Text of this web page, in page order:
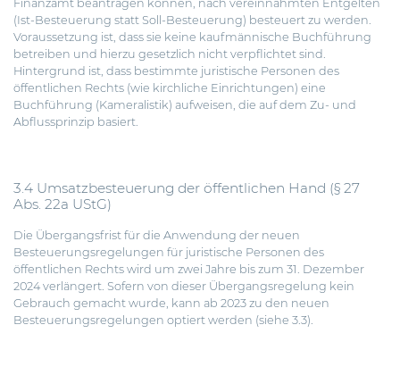
Finanzamt beantragen können, nach vereinnahmten Entgelten
(Ist-Besteuerung statt Soll-Besteuerung) besteuert zu werden.
Voraussetzung ist, dass sie keine kaufmännische Buchführung
betreiben und hierzu gesetzlich nicht verpflichtet sind.
Hintergrund ist, dass bestimmte juristische Personen des
öffentlichen Rechts (wie kirchliche Einrichtungen) eine
Buchführung (Kameralistik) aufweisen, die auf dem Zu- und
Abflussprinzip basiert.
3.4 Umsatzbesteuerung der öffentlichen Hand (§ 27
Abs. 22a UStG)
Die Übergangsfrist für die Anwendung der neuen
Besteuerungsregelungen für juristische Personen des
öffentlichen Rechts wird um zwei Jahre bis zum 31. Dezember
2024 verlängert. Sofern von dieser Übergangsregelung kein
Gebrauch gemacht wurde, kann ab 2023 zu den neuen
Besteuerungsregelungen optiert werden (siehe 3.3).